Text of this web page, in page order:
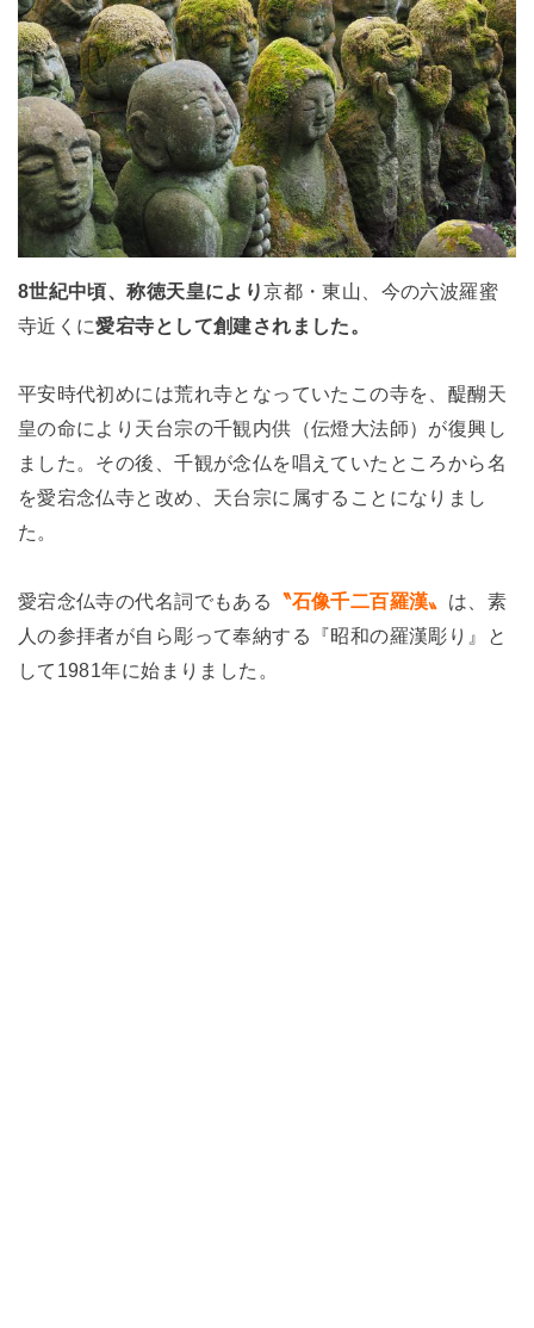
8世紀中頃、称徳天皇により京都・東山、今の六波羅蜜
寺近くに愛宕寺として創建されました。
平安時代初めには荒れ寺となっていたこの寺を、醍醐天
皇の命により天台宗の千観内供（伝燈大法師）が復興し
ました。その後、千観が念仏を唱えていたところから名
を愛宕念仏寺と改め、天台宗に属することになりまし
た。
愛宕念仏寺の代名詞でもある 〝石像千二百羅漢〟 は、素
人の参拝者が自ら彫って奉納する『昭和の羅漢彫り』と
して1981年に始まりました。